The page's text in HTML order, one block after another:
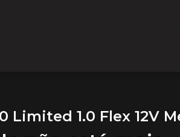
Limited 1.0 Flex 12V